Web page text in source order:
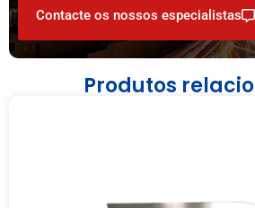
Contacte os nossos especialistas
Produtos